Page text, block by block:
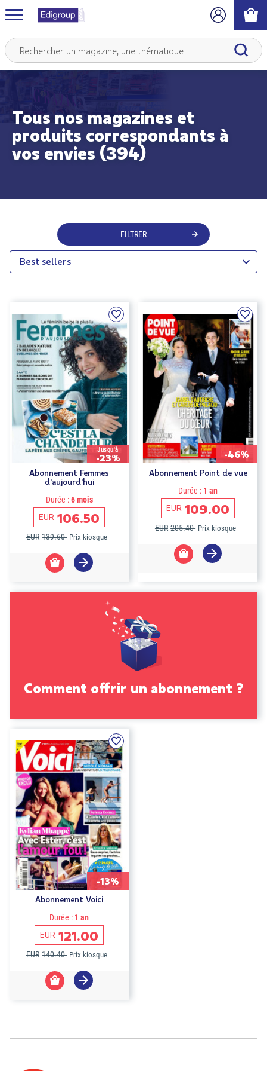
Tous nos magazines et
produits correspondants à
vos envies (394)
FILTRER
Best sellers
Jusqu'à
-23%
Abonnement Femmes
d'aujourd'hui
Durée :6 mois
EUR 106.50
EUR 139.60 Prix kiosque
-46%
Abonnement Point de vue
Durée : 1 an
EUR 109.00
EUR 205.40 Prix kiosque
Comment offrir un abonnement ?
-13%
Abonnement Voici
Durée : 1 an
EUR 121.00
EUR 140.40 Prix kiosque